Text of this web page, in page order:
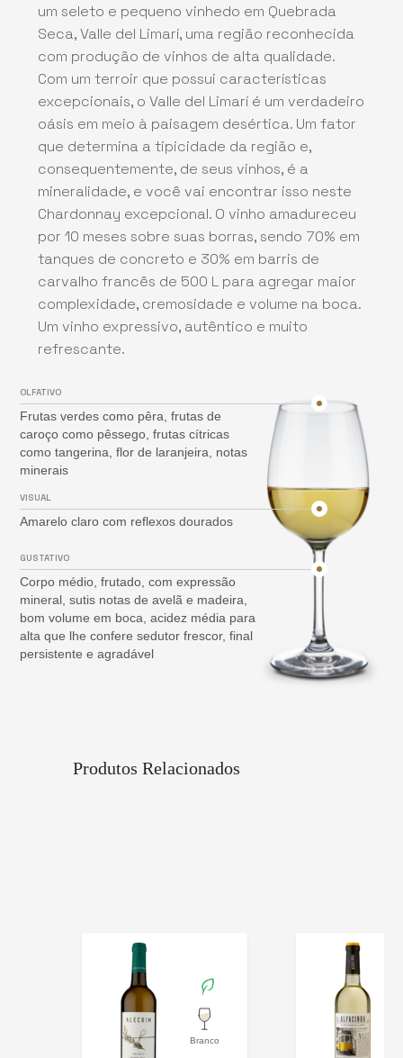
um seleto e pequeno vinhedo em Quebrada
Seca, Valle del Limarí, uma região reconhecida
com produção de vinhos de alta qualidade.
Com um terroir que possui características
excepcionais, o Valle del Limarí é um verdadeiro
oásis em meio à paisagem desértica. Um fator
que determina a tipicidade da região e,
consequentemente, de seus vinhos, é a
mineralidade, e você vai encontrar isso neste
Chardonnay excepcional. O vinho amadureceu
por 10 meses sobre suas borras, sendo 70% em
tanques de concreto e 30% em barris de
carvalho francês de 500 L para agregar maior
complexidade, cremosidade e volume na boca.
Um vinho expressivo, autêntico e muito
refrescante.
OLFATIVO
Frutas verdes como pêra, frutas de
caroço como pêssego, frutas cítricas
como tangerina, flor de laranjeira, notas
minerais
VISUAL
Amarelo claro com reflexos dourados
GUSTATIVO
Corpo médio, frutado, com expressão
mineral, sutis notas de avelã e madeira,
bom volume em boca, acidez média para
alta que lhe confere sedutor frescor, final
persistente e agradável
Produtos Relacionados
Branco